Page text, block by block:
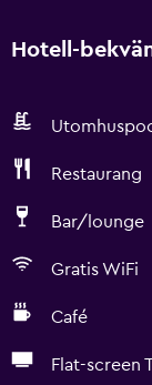
Hotell-
Restaurang
Bar/lounge
Gratis WiFi
Café
Flat-screen